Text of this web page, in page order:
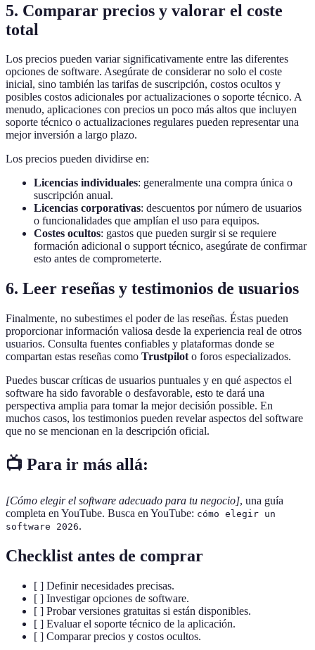
5. Comparar precios y valorar el coste
total
Los precios pueden variar significativamente entre las diferentes
opciones de software. Asegúrate de considerar no solo el coste
inicial, sino también las tarifas de suscripción, costos ocultos y
posibles costos adicionales por actualizaciones o soporte técnico. A
menudo, aplicaciones con precios un poco más altos que incluyen
soporte técnico o actualizaciones regulares pueden representar una
mejor inversión a largo plazo.
Los precios pueden dividirse en:
Licencias individuales: generalmente una compra única o
suscripción anual.
Licencias corporativas: descuentos por número de usuarios
o funcionalidades que amplían el uso para equipos.
Costes ocultos: gastos que pueden surgir si se requiere
formación adicional o support técnico, asegúrate de confirmar
esto antes de comprometerte.
6. Leer reseñas y testimonios de usuarios
Finalmente, no subestimes el poder de las reseñas. Éstas pueden
proporcionar información valiosa desde la experiencia real de otros
usuarios. Consulta fuentes confiables y plataformas donde se
compartan estas reseñas como Trustpilot o foros especializados.
Puedes buscar críticas de usuarios puntuales y en qué aspectos el
software ha sido favorable o desfavorable, esto te dará una
perspectiva amplia para tomar la mejor decisión possible. En
muchos casos, los testimonios pueden revelar aspectos del software
que no se mencionan en la descripción oficial.
📺 Para ir más allá:
[Cómo elegir el software adecuado para tu negocio], una guía
completa en YouTube. Busca en YouTube: cómo elegir un
software 2026.
Checklist antes de comprar
[ ] Definir necesidades precisas.
[ ] Investigar opciones de software.
[ ] Probar versiones gratuitas si están disponibles.
[ ] Evaluar el soporte técnico de la aplicación.
[ ] Comparar precios y costos ocultos.